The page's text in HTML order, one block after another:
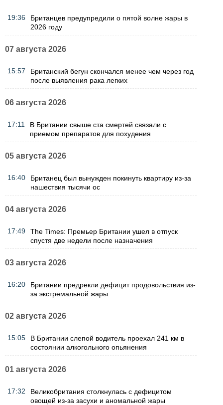
19:36
Британцев предупредили о пятой волне жары в
2026 году
07 августа 2026
15:57
Британский бегун скончался менее чем через год
после выявления рака легких
06 августа 2026
17:11
В Британии свыше ста смертей связали с
приемом препаратов для похудения
05 августа 2026
16:40
Британец был вынужден покинуть квартиру из-за
нашествия тысячи ос
04 августа 2026
17:49
The Times: Премьер Британии ушел в отпуск
спустя две недели после назначения
03 августа 2026
16:20
Британии предрекли дефицит продовольствия из-
за экстремальной жары
02 августа 2026
15:05
В Британии слепой водитель проехал 241 км в
состоянии алкогольного опьянения
01 августа 2026
17:32
Великобритания столкнулась с дефицитом
овощей из-за засухи и аномальной жары